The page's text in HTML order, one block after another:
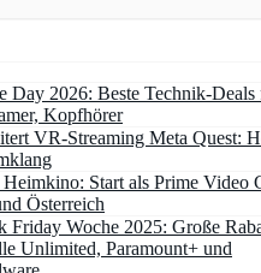
Day 2026: Beste Technik-Deals
Kopfhörer
VR‑Streaming Meta Quest:
Start als Prime Video
Österreich
Friday Woche 2025: Große
Unlimited, Paramount+ und